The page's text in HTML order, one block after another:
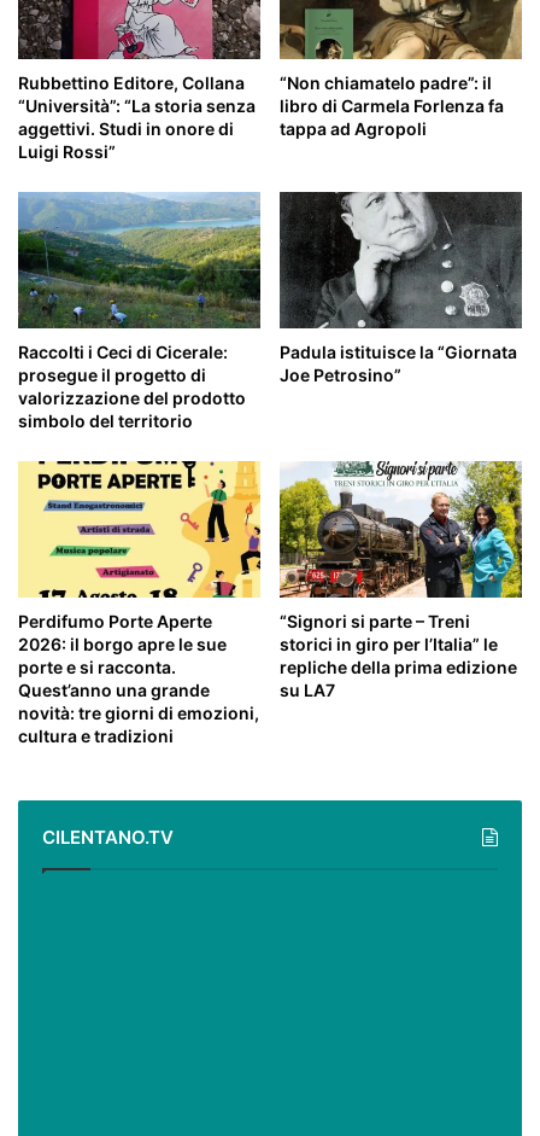
Rubbettino Editore, Collana
“Università”: “La storia senza
aggettivi. Studi in onore di
Luigi Rossi”
“Non chiamatelo padre”: il
libro di Carmela Forlenza fa
tappa ad Agropoli
Raccolti i Ceci di Cicerale:
prosegue il progetto di
valorizzazione del prodotto
simbolo del territorio
Padula istituisce la “Giornata
Joe Petrosino”
Perdifumo Porte Aperte
2026: il borgo apre le sue
porte e si racconta.
Quest’anno una grande
novità: tre giorni di emozioni,
cultura e tradizioni
“Signori si parte – Treni
storici in giro per l’Italia” le
repliche della prima edizione
su LA7
CILENTANO.TV